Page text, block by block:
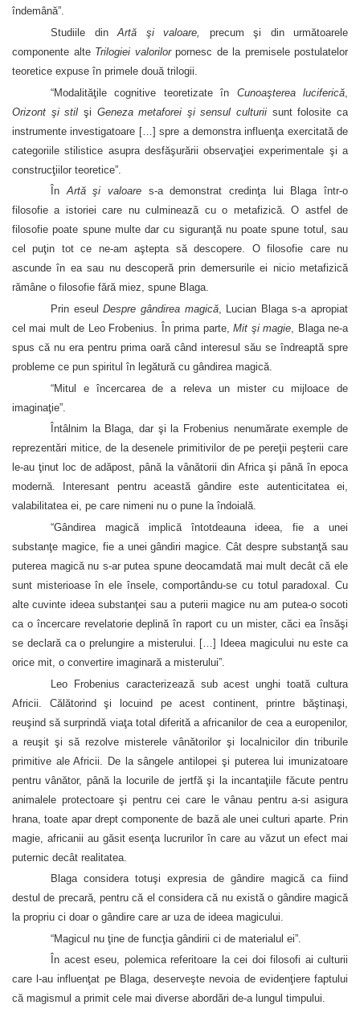
îndemână”.
Studiile din Artă şi valoare,
precum şi din următoarele
componente alte Trilogiei valorilorpornesc de la premisele postulatelor
teoretice expuse în primele două trilogii.
“Modalităţile cognitive teoretizate în Cunoaşterea luciferică
Orizont şi stil şi Geneza metaforei şi sensul culturii sunt folosite ca
instrumente investigatoare […] spre a demonstra influenţa exercitată de
categoriile stilistice asupra desfăşurării observaţiei experimentale şi a
construcţiilor teoretice”.
ÎnArtă şi valoare s-a demonstrat credinţa lui Blaga într-o
filosofie a istoriei care nu culminează cu o metafizică. O astfel de
filosofie poate spune multe dar cu siguranţă nu poate spune totul, sau
cel puţin tot ce ne-am aştepta să descopere. O filosofie care nu
ascunde în ea sau nu descoperă prin demersurile ei nicio metafizică
rămâne o filosofie fără miez, spune Blaga.
Prin eseulDespre gândirea magică, Lucian Blaga s-a apropiat
cel mai mult de Leo Frobenius. În prima parte,Mit şi magie , Blaga ne-a
spus că nu era pentru prima oară când interesul său se îndreaptă spre
probleme ce pun spiritul în legătură cu gândirea magică.
“Mitul e încercarea de a releva un mister cu mijloace de
imaginaţie”.
Întâlnim la Blaga, dar şi la Frobenius nenumărate exemple de
reprezentări mitice, de la desenele primitivilor de pe pereţii peşterii care
le-au ţinut loc de adăpost, până la vânătorii din Africa şi până în epoca
modernă. Interesant pentru această gândire este autenticitatea ei,
valabilitatea ei, pe care nimeni nu o pune la îndoială.
“Gândirea magică implică întotdeauna ideea, fie a unei
substanţe magice, fie a unei gândiri magice. Cât despre substanţă sau
puterea magică nu s-ar putea spune deocamdată mai mult decât că ele
sunt misterioase în ele însele, comportându-se cu totul paradoxal. Cu
alte cuvinte ideea substanţei sau a puterii magice nu am putea-o socoti
ca o încercare revelatorie deplină în raport cu un mister, căci ea însăşi
se declară ca o prelungire a misterului. […] Ideea magicului nu este ca
orice mit, o convertire imaginară a misterului”.
Leo Frobenius caracterizează sub acest unghi toată cultura
Africii. Călătorind şi locuind pe acest continent, printre băştinaşi,
reuşind să surprindă viaţa total diferită a africanilor de cea a europenilor,
a reuşit şi să rezolve misterele vânătorilor şi localnicilor din triburile
primitive ale Africii. De la sângele antilopei şi puterea lui imunizatoare
pentru vânător, până la locurile de jertfă şi la incantaţiile făcute pentru
animalele protectoare şi pentru cei care le vânau pentru a-si asigura
hrana, toate apar drept componente de bază ale unei culturi aparte. Prin
magie, africanii au găsit esenţa lucrurilor în care au văzut un efect mai
puternic decât realitatea.
Blaga considera totuşi expresia de gândire magică ca fiind
destul de precară, pentru că el considera că nu există o gândire magică
la propriu ci doar o gândire care ar uza de ideea magicului.
“Magicul nu ţine de funcţia gândirii ci de materialul ei”.
În acest eseu, polemica referitoare la cei doi filosofi ai culturii
care l-au influenţat pe Blaga, deserveşte nevoia de evidenţiere faptului
că magismul a primit cele mai diverse abordări de-a lungul timpului.